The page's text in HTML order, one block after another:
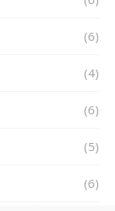
(6)
(4)
(6)
(5)
(6)